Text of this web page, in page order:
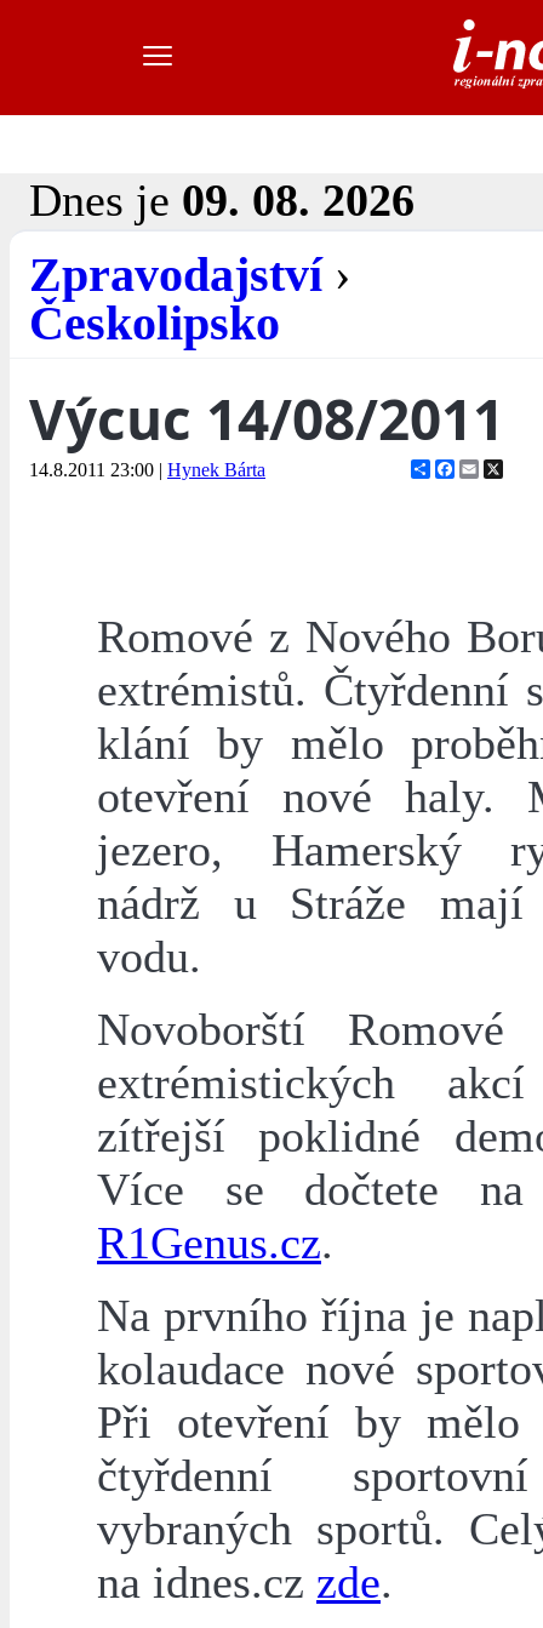
Dnes je 09. 08. 2026
Zpravodajství›
Českolipsko
Výcuc 14/08/2011
14.8.2011 23:00 | Hynek Bárta ShareFacebook
Email
Romové z Nového
extrémistů. Čtyřdenní
klání by mělo
otevření nové haly.
jezero, Hamerský
nádrž u Stráže mají
vodu.
Novoborští
extrémistických
zítřejší poklidné
Více se dočtete na
R1Genus.cz.
Na prvního října je
kolaudace nové
Při otevření by mělo
čtyřdenní
vybraných sportů.
na idnes.cz zde.